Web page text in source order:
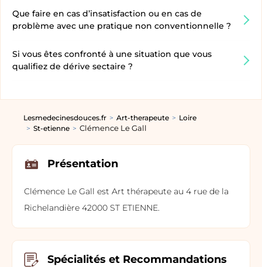
Que faire en cas d’insatisfaction ou en cas de
problème avec une pratique non conventionnelle ?
Si vous êtes confronté à une situation que vous
qualifiez de dérive sectaire ?
Lesmedecinesdouces.fr Art-therapeute
Loire
St-etienne
Clémence Le Gall
Présentation
Clémence Le Gall est Art thérapeute au 4 rue de la
Richelandière 42000 ST ETIENNE.
Spécialités et Recommandations